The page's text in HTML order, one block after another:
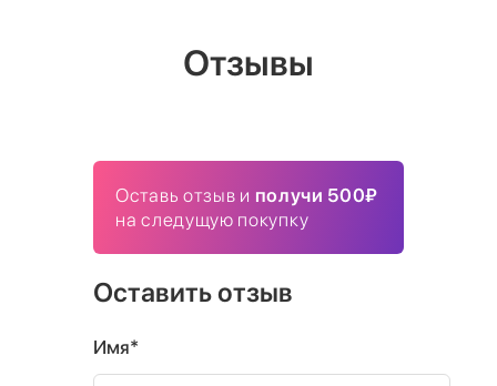
Отзывы
Оставь отзыв и получи 500₽
на следущую покупку
Оставить отзыв
Имя*